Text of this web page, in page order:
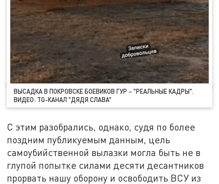
ВЫСАДКА В ПОКРОВСКЕ БОЕВИКОВ ГУР – "РЕАЛЬНЫЕ КАДРЫ".
ВИДЕО: TG-КАНАЛ "ДЯДЯ СЛАВА"
С этим разобрались, однако, судя по более
поздним публикуемым данным, цель
самоубийственной вылазки могла быть не в
глупой попытке силами десяти десантников
прорвать нашу оборону и освободить ВСУ из